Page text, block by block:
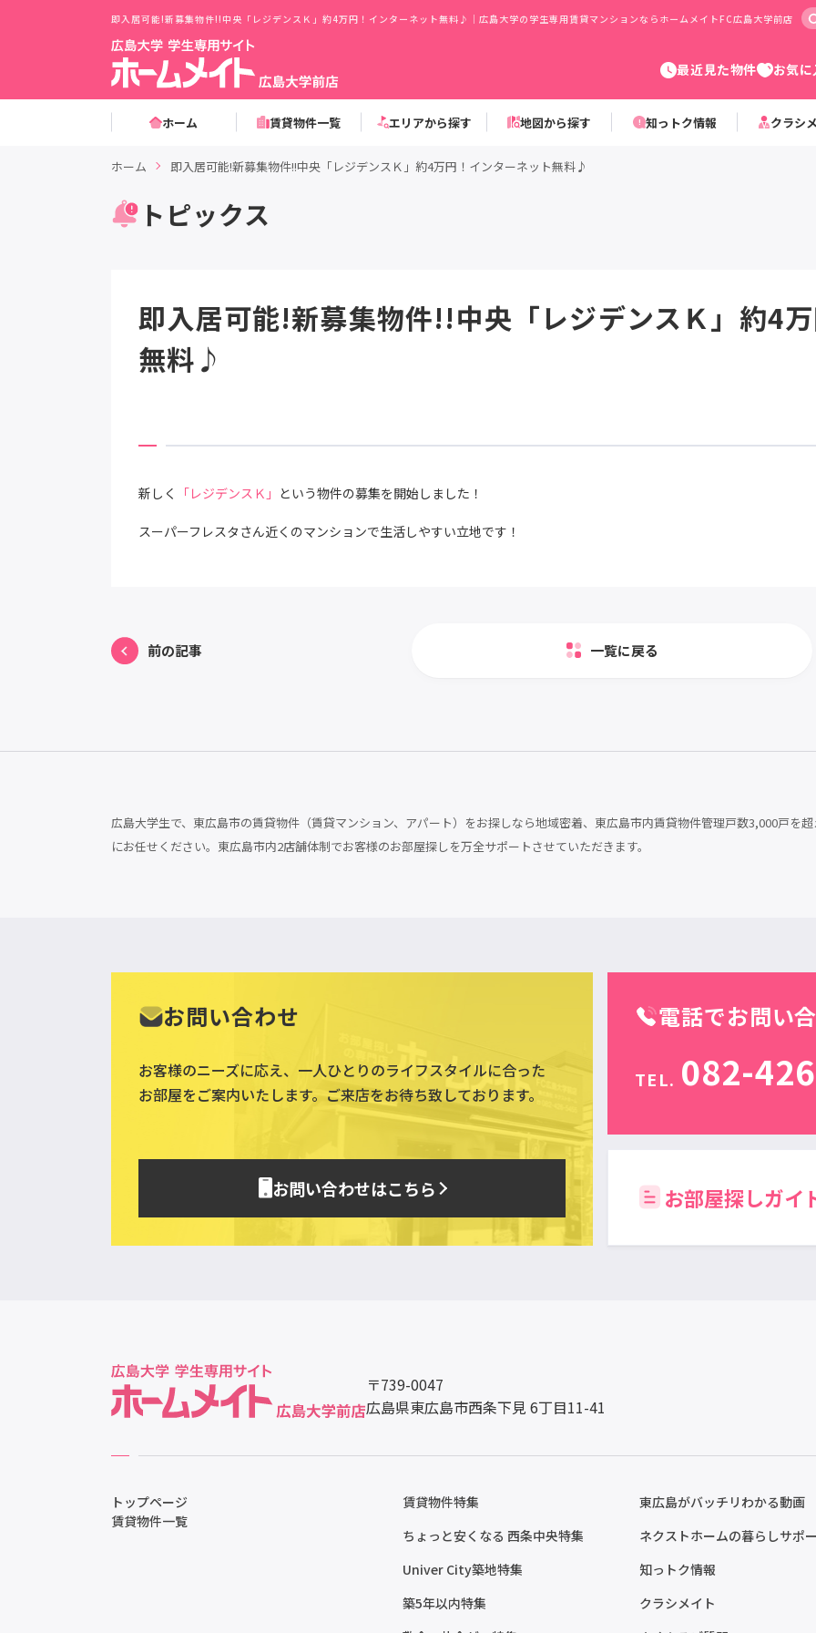
即入居可能!新募集物件!!中央「レジデンスＫ」約4万円！インターネット無料♪｜広島大学の学生専用賃貸マンションならホームメイトFC広島大学前店
最近見た物件 お気
ホーム 賃貸物件一覧 エリアから探す 地図から探す 知っトク情報 クラシ
ホーム 即入居可能!新募集物件!!中央「レジデンスＫ」約4万円！インターネット無料♪
トピックス
即入居可能!新募集物件!!中央「レジデンスＫ」約4
無料♪
新しく 「レジデンスＫ」 という物件の募集を開始しました！
スーパーフレスタさん近くのマンションで生活しやすい立地です！
前の記事 一覧に戻る
広島大学生で、東広島市の賃貸物件（賃貸マンション、アパート）をお探しなら地域密着、東広島市内賃貸物件管理戸数3,000戸を
にお任せください。東広島市内2店舗体制でお客様のお部屋探しを万全サポートさせていただきます。
お問い合わせ
お客様のニーズに応え、一人ひとりのライフスタイルに合った
お部屋をご案内いたします。ご来店をお待ち致しております。
お問い合わせはこちら
電話でお問い
TEL. 082-
お部屋探しガイ
〒739-0047
広島県東広島市西条下見 6丁目11-41
トップページ
賃貸物件一覧
賃貸物件特集
ちょっと安くなる 西条中央特集
Univer City築地特集
築5年以内特集
東広島がバッチリわかる動画
ネクストホームの暮らしサポ
知っトク情報
クラシメイト